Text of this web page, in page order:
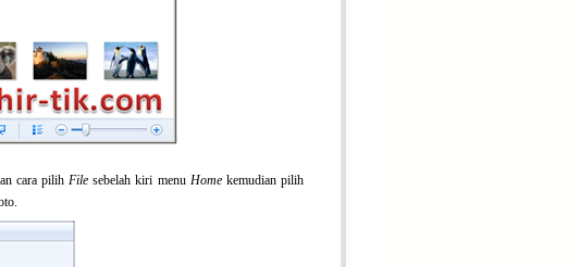
cara pilihFilesebelah kiri menu Homekemudian pilih